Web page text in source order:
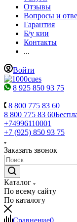
Отзывы
Вопросы и
Гарантия
Б/у кии
Контакты
...
Войти
8 925 850 93 75
8 800 775 83 60
8 800 775 83 60
+74996110001
+7 (925) 850 93 75
Заказать звонок
Каталог
По всему сайту
По каталогу
Сравнение0